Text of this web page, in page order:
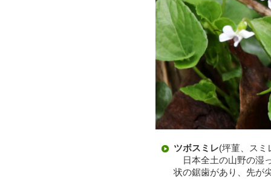
ツボスミレ(坪菫、スミ
日本全土の山野の湿
状の鋸歯があり、先が